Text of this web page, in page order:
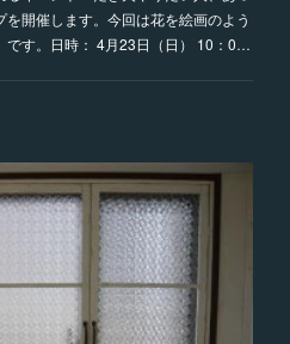
開催します。今回は花を絵画のよう
です。日時： 4月23日（日） 10：0…